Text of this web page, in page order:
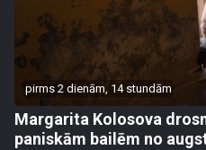
pirms 2 dienām, 14 stundām
Margarita Kolosova
paniskām bailēm no